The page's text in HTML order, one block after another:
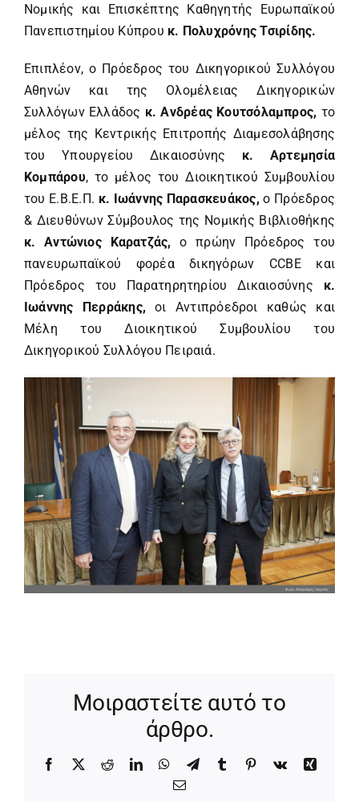
Νομικής και Επισκέπτης Καθηγητής Ευρωπαϊκού
Πανεπιστημίου Κύπρου κ. Πολυχρόνης Τσιρίδης.
Επιπλέον, ο Πρόεδρος του Δικηγορικού Συλλόγου
Αθηνών και της Ολομέλειας Δικηγορικών
Συλλόγων Ελλάδος κ. Ανδρέας Κουτσόλαμπρος, το
μέλος της Κεντρικής Επιτροπής Διαμεσολάβησης
του Υπουργείου Δικαιοσύνης κ. Αρτεμησία
Κομπάρου, το μέλος του Διοικητικού Συμβουλίου
του Ε.Β.Ε.Π. κ. Ιωάννης Παρασκευάκος, ο Πρόεδρος
& Διευθύνων Σύμβουλος της Νομικής Βιβλιοθήκης
κ. Αντώνιος Καρατζάς, ο πρώην Πρόεδρος του
πανευρωπαϊκού φορέα δικηγόρων CCBE και
Πρόεδρος του Παρατηρητηρίου Δικαιοσύνης κ.
Ιωάννης Περράκης, οι Αντιπρόεδροι καθώς και
Μέλη του Διοικητικού Συμβουλίου του
Δικηγορικού Συλλόγου Πειραιά.
Μοιραστείτε αυτό το
άρθρο.
Facebook
X RedditLinkedInWhatsApp
TelegramTumblr Pinterest
Vk
Xing
Email